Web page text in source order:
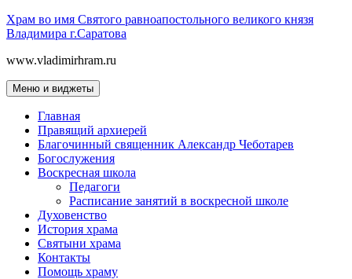
Перейти
к
Храм во имя Святого равноапостольного великого князя
Владимира г.Саратова
www.vladimirhram.ru
Меню и виджеты
Главная
Правящий архиерей
Благочинный священник Александр Чеботарев
Богослужения
Воскресная школа
Педагоги
Расписание занятий в воскресной школе
Духовенство
История храма
Святыни храма
Контакты
Помощь храму